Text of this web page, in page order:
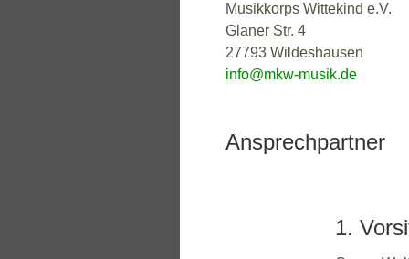
Musikkorps Wittekind e.V.
Glaner Str. 4
27793 Wildeshausen
info@mkw-musik.de
Ansprechpartner
1.